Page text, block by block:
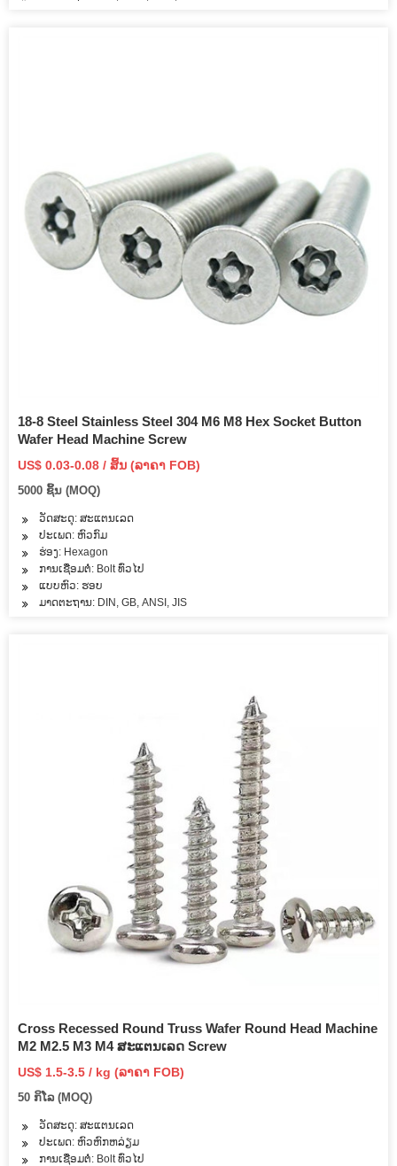
18-8 Steel Stainless Steel 304 M6 M8 Hex Socket Button
Wafer Head Machine Screw
US$ 0.03-0.08 / ສິ້ນ (ລາຄາ FOB)
5000 ຊິ້ນ (MOQ)
ວັດສະດຸ: ສະແຕນເລດ
ປະເພດ: ຫົວກົມ
ຮ່ອງ: Hexagon
ການເຊື່ອມຕໍ່: Bolt ທົ່ວໄປ
ແບບຫົວ: ຮອບ
ມາດຕະຖານ: DIN, GB, ANSI, JIS
Cross Recessed Round Truss Wafer Round Head Machine
M2 M2.5 M3 M4 ສະແຕນເລດ Screw
US$ 1.5-3.5 / kg (ລາຄາ FOB)
50 ກິ​ໂລ (MOQ)
ວັດສະດຸ: ສະແຕນເລດ
ປະເພດ: ຫົວຫົກຫລ່ຽມ
ການເຊື່ອມຕໍ່: Bolt ທົ່ວໄປ